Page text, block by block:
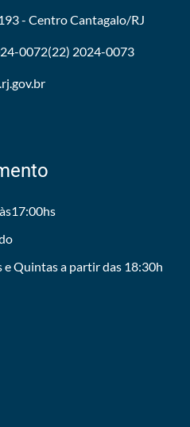
- CentroCantagalo/RJ
0072(22) 2024-0073
e Quintas a partir das 18:30h